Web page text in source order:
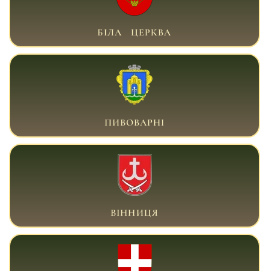
ВІЙСЬКОВИЙ АДВОКАТ БІЛА ЦЕРКВА
БІЛА ЦЕРКВА
ВІЙСЬКОВИЙ АДВОКАТ БРОВАРИ
ПИВОВАРНІ
ВІЙСЬКОВИЙ АДВОКАТ ВІННИЦЯ
ВІННИЦЯ